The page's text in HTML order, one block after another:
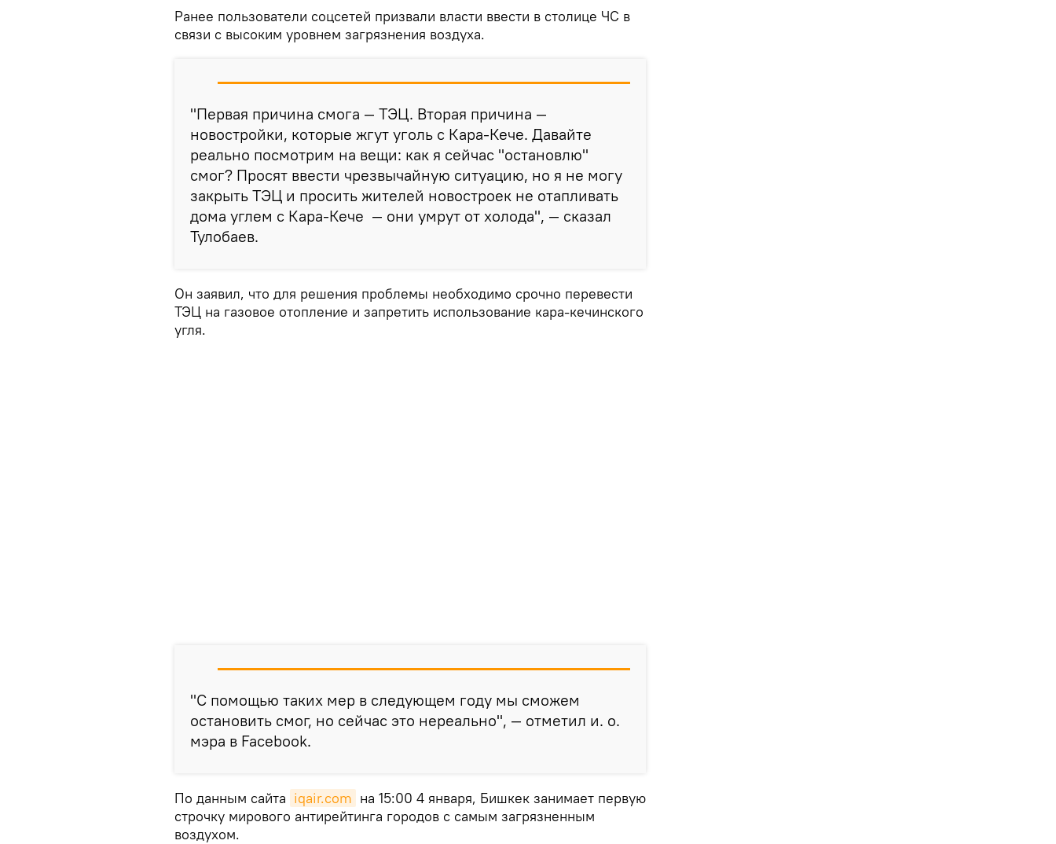
Ранее пользователи соцсетей призвали власти ввести в столице ЧС в
связи с высоким уровнем загрязнения воздуха.
"Первая причина смога — ТЭЦ. Вторая причина —
новостройки, которые жгут уголь с Кара-Кече. Давайте
реально посмотрим на вещи: как я сейчас "остановлю"
смог? Просят ввести чрезвычайную ситуацию, но я не могу
закрыть ТЭЦ и просить жителей новостроек не отапливать
дома углем с Кара-Кече — они умрут от холода", — сказал
Тулобаев.
Он заявил, что для решения проблемы необходимо срочно перевести
ТЭЦ на газовое отопление и запретить использование кара-кечинского
угля.
"С помощью таких мер в следующем году мы сможем
остановить смог, но сейчас это нереально", — отметил и. о.
мэра в Facebook.
По данным сайта iqair.com на 15:00 4 января, Бишкек занимает первую
строчку мирового антирейтинга городов с самым загрязненным
воздухом.